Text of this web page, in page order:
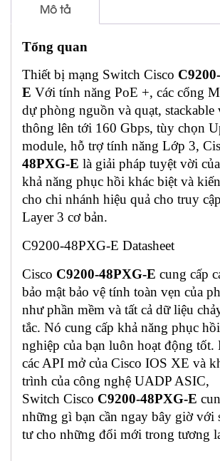
Mô tả
Tổng quan
Thiết bị mạng Switch Cisco
E Với tính năng PoE +, các cổng
dự phòng nguồn và quạt, stackable
thông lên tới 160 Gbps, tùy chọn
module, hỗ trợ tính năng Lớp 3,
48PXG-E là giải pháp tuyệt vời
khả năng phục hồi khác biệt và
cho chi nhánh hiệu quả cho truy
Layer 3 cơ bản.
C9200-48PXG-E Datasheet
Cisco C9200-48PXG-E cung cấp
bảo mật bảo vệ tính toàn vẹn của
như phần mềm và tất cả dữ liệu
tắc. Nó cung cấp khả năng phục
nghiệp của bạn luôn hoạt động
các API mở của Cisco IOS XE và
trình của công nghệ UADP ASIC,
Switch Cisco C9200-48PXG-E
những gì bạn cần ngay bây giờ với
tư cho những đổi mới trong tương